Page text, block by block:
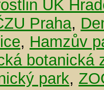
UK
Praha,
, Hamzův
botanická
park,